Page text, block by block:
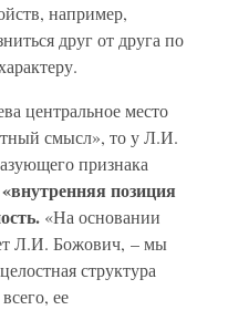
например,
друг от друга по
центральное место
смысл», то у Л.И.
признака
«внутренняя позиция
«На основании
Л.И. Божович, – мы
структура
ее